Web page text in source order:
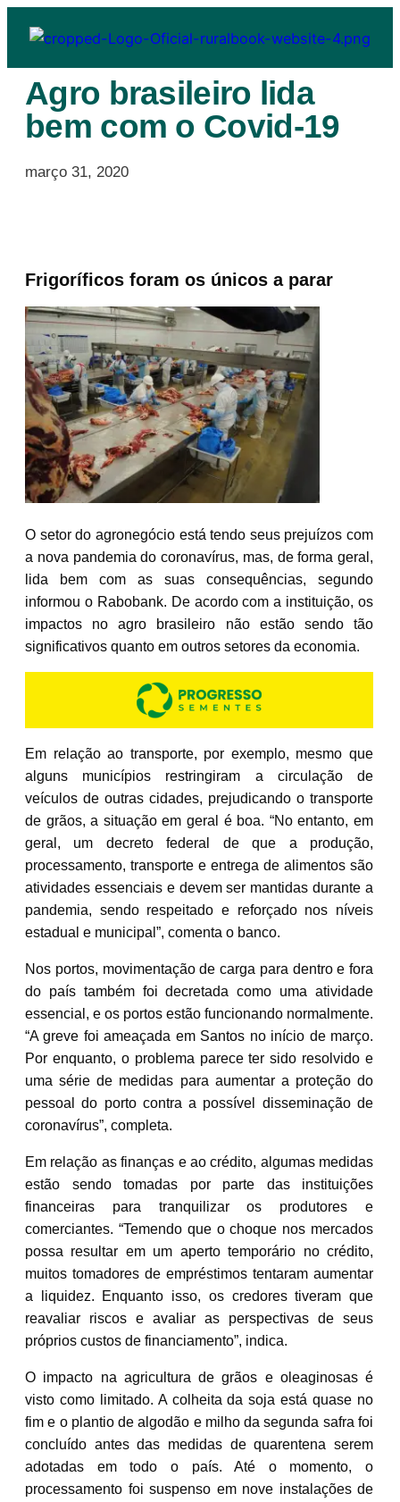
Agro brasileiro lida
bem com o Covid-19
março 31, 2020
Frigoríficos foram os únicos a parar
O setor do agronegócio está tendo seus prejuízos com
a nova pandemia do coronavírus, mas, de forma geral,
lida bem com as suas consequências, segundo
informou o Rabobank. De acordo com a instituição, os
impactos no agro brasileiro não estão sendo tão
significativos quanto em outros setores da economia.
Em relação ao transporte, por exemplo, mesmo que
alguns municípios restringiram a circulação de
veículos de outras cidades, prejudicando o transporte
de grãos, a situação em geral é boa. “No entanto, em
geral, um decreto federal de que a produção,
processamento, transporte e entrega de alimentos são
atividades essenciais e devem ser mantidas durante a
pandemia, sendo respeitado e reforçado nos níveis
estadual e municipal”, comenta o banco.
Nos portos, movimentação de carga para dentro e fora
do país também foi decretada como uma atividade
essencial, e os portos estão funcionando normalmente.
“A greve foi ameaçada em Santos no início de março.
Por enquanto, o problema parece ter sido resolvido e
uma série de medidas para aumentar a proteção do
pessoal do porto contra a possível disseminação de
coronavírus”, completa.
Em relação as finanças e ao crédito, algumas medidas
estão sendo tomadas por parte das instituições
financeiras para tranquilizar os produtores e
comerciantes. “Temendo que o choque nos mercados
possa resultar em um aperto temporário no crédito,
muitos tomadores de empréstimos tentaram aumentar
a liquidez. Enquanto isso, os credores tiveram que
reavaliar riscos e avaliar as perspectivas de seus
próprios custos de financiamento”, indica.
O impacto na agricultura de grãos e oleaginosas é
visto como limitado. A colheita da soja está quase no
fim e o plantio de algodão e milho da segunda safra foi
concluído antes das medidas de quarentena serem
adotadas em todo o país. Até o momento, o
processamento foi suspenso em nove instalações de